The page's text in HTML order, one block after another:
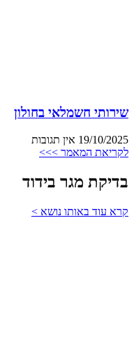
שירותי חשמלאי בחולון
19/10/2025 אין תגובות
לקריאת המאמר >>>
בדיקת מגר בידוד
קרא עוד באותו נושא >